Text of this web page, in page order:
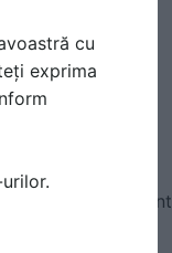
care nu sunt
cu
exprima